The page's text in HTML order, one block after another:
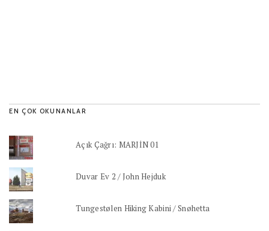
EN ÇOK OKUNANLAR
Açık Çağrı: MARJİN 01
Duvar Ev 2 / John Hejduk
Tungestølen Hiking Kabini / Snøhetta